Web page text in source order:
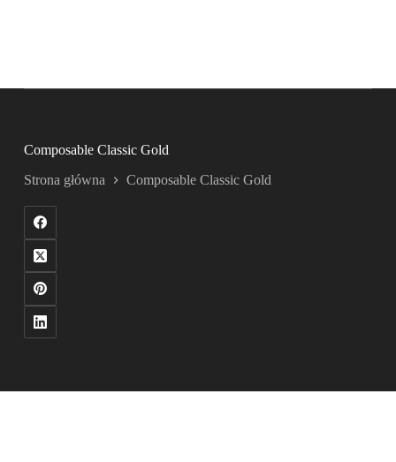
Composable Classic Gold
Strona główna Composable Classic Gold